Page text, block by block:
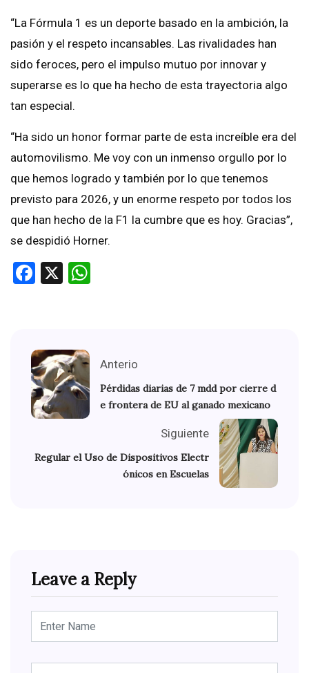
“La Fórmula 1 es un deporte basado en la ambición, la
pasión y el respeto incansables. Las rivalidades han
sido feroces, pero el impulso mutuo por innovar y
superarse es lo que ha hecho de esta trayectoria algo
tan especial.
“Ha sido un honor formar parte de esta increíble era del
automovilismo. Me voy con un inmenso orgullo por lo
que hemos logrado y también por lo que tenemos
previsto para 2026, y un enorme respeto por todos los
que han hecho de la F1 la cumbre que es hoy. Gracias”,
se despidió Horner.
Facebook
X
Anterio
Pérdidas diarias de 7 mdd por cierre d
e frontera de EU al ganado mexicano
Siguiente
Regular el Uso de Dispositivos Electr
ónicos en Escuelas
Leave a Reply